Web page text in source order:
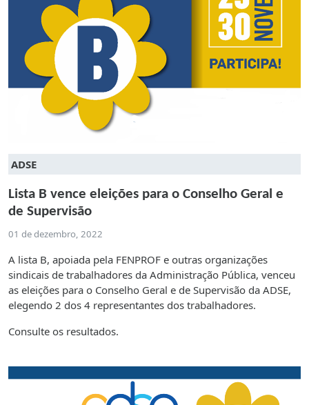
ADSE
Lista B vence eleições para o Conselho Geral e
de Supervisão
01 de dezembro, 2022
A lista B, apoiada pela FENPROF e outras organizações
sindicais de trabalhadores da Administração Pública, venceu
as eleições para o Conselho Geral e de Supervisão da ADSE,
elegendo 2 dos 4 representantes dos trabalhadores.
Consulte os resultados.